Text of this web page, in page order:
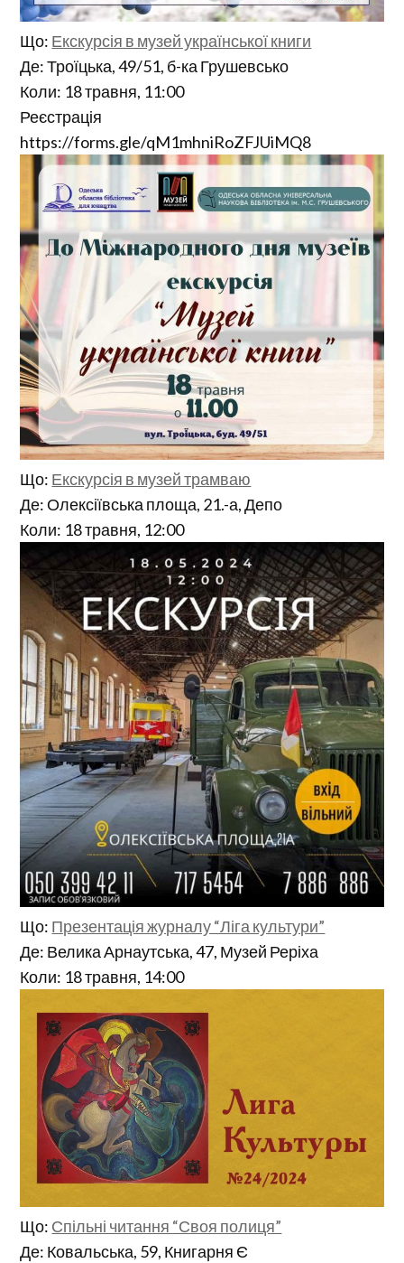
Що: Екскурсія в музей української книги
Де: Троїцька, 49/51, б-ка Грушевсько
Коли: 18 травня, 11:00
Реєстрація
https://forms.gle/qM1mhniRoZFJUiMQ8
Що: Екскурсія в музей трамваю
Де: Олексіївська площа, 21.-а, Депо
Коли: 18 травня, 12:00
Що: Презентація журналу “Ліга культури”
Де: Велика Арнаутська, 47, Музей Реріха
Коли: 18 травня, 14:00
Що: Спільні читання “Своя полиця”
Де: Ковальська, 59, Книгарня Є